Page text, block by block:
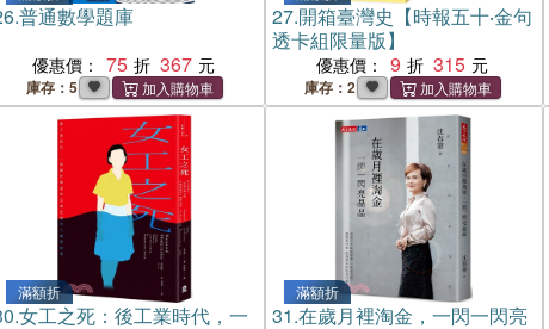
普通數學題庫
優惠價： 75 367
庫存：5
27.開箱臺灣史【時報五十‧金句
透卡組限量版】
優惠價： 9 315
庫存：2
滿額折
女工之死：後工業時代，一
滿額折
31.在歲月裡淘金，一閃一閃亮